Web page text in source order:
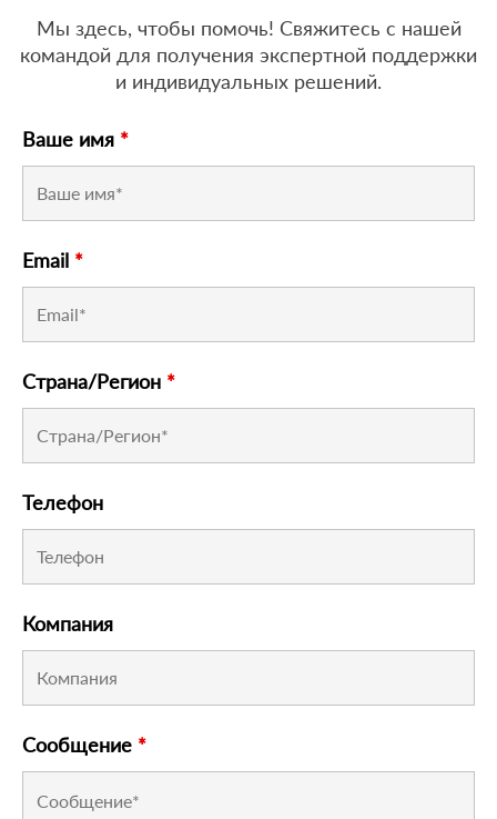
Мы здесь, чтобы помочь! Свяжитесь с нашей
командой для получения экспертной поддержки
и индивидуальных решений.
Ваше имя *
Email *
Страна/Регион *
Телефон
Компания
Сообщение *